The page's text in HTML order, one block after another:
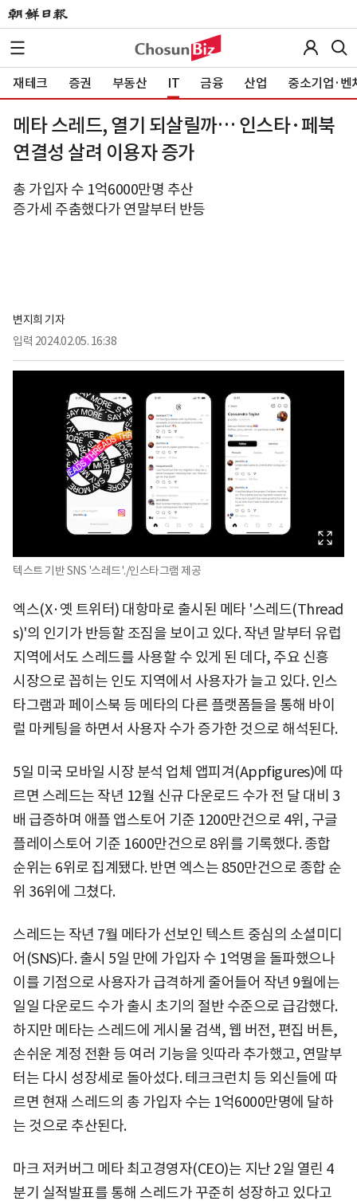
재테크 증권 부동산 IT 금융 산업 중소기업·벤
메타 스레드, 열기 되살릴까… 인스타·페북
연결성 살려 이용자 증가
총 가입자 수 1억6000만명 추산
증가세 주춤했다가 연말부터 반등
변지희 기자
입력 2024.02.05. 16:38
텍스트 기반 SNS '스레드'./인스타그램 제공
엑스(X·옛 트위터) 대항마로 출시된 메타 '스레드(Thread
s)'의 인기가 반등할 조짐을 보이고 있다. 작년 말부터 유럽
지역에서도 스레드를 사용할 수 있게 된 데다, 주요 신흥
시장으로 꼽히는 인도 지역에서 사용자가 늘고 있다. 인스
타그램과 페이스북 등 메타의 다른 플랫폼들을 통해 바이
럴 마케팅을 하면서 사용자 수가 증가한 것으로 해석된다.
5일 미국 모바일 시장 분석 업체 앱피겨(Appfigures)에 따
르면 스레드는 작년 12월 신규 다운로드 수가 전 달 대비 3
배 급증하며 애플 앱스토어 기준 1200만건으로 4위, 구글
플레이스토어 기준 1600만건으로 8위를 기록했다. 종합
순위는 6위로 집계됐다. 반면 엑스는 850만건으로 종합 순
위 36위에 그쳤다.
스레드는 작년 7월 메타가 선보인 텍스트 중심의 소셜미디
어(SNS)다. 출시 5일 만에 가입자 수 1억명을 돌파했으나
이를 기점으로 사용자가 급격하게 줄어들어 작년 9월에는
일일 다운로드 수가 출시 초기의 절반 수준으로 급감했다.
하지만 메타는 스레드에 게시물 검색, 웹 버전, 편집 버튼,
손쉬운 계정 전환 등 여러 기능을 잇따라 추가했고, 연말부
터는 다시 성장세로 돌아섰다. 테크크런치 등 외신들에 따
르면 현재 스레드의 총 가입자 수는 1억6000만명에 달하
는 것으로 추산된다.
마크 저커버그 메타 최고경영자(CEO)는 지난 2일 열린 4
분기 실적발표를 통해 스레드가 꾸준히 성장하고 있다고